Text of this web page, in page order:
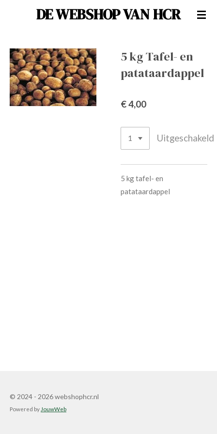
de
hoofdinhoud
DE WEBSHOP VAN HCR
5 kg Tafel- en
patataardappel
€ 4,00
Uitgeschakeld
5 kg tafel- en
patataardappel
© 2024 - 2026 webshophcr.nl
Powered by JouwWeb